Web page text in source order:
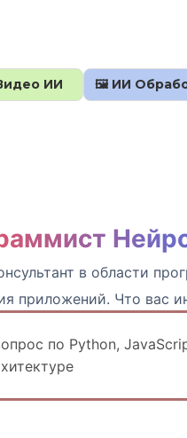
ИИ 🖼 ИИ
в области
приложений. Что вас